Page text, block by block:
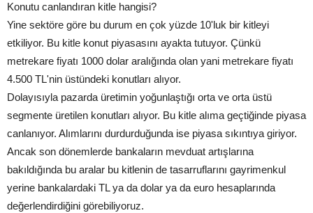
Konutu canlandıran kitle hangisi?
Yine sektöre göre bu durum en çok yüzde 10'luk bir kitleyi
etkiliyor. Bu kitle konut piyasasını ayakta tutuyor. Çünkü
metrekare fiyatı 1000 dolar aralığında olan yani metrekare fiyatı
4.500 TL'nin üstündeki konutları alıyor.
Dolayısıyla pazarda üretimin yoğunlaştığı orta ve orta üstü
segmente üretilen konutları alıyor. Bu kitle alıma geçtiğinde piyasa
canlanıyor. Alımlarını durdurduğunda ise piyasa sıkıntıya giriyor.
Ancak son dönemlerde bankaların mevduat artışlarına
bakıldığında bu aralar bu kitlenin de tasarruflarını gayrimenkul
yerine bankalardaki TL ya da dolar ya da euro hesaplarında
değerlendirdiğini görebiliyoruz.